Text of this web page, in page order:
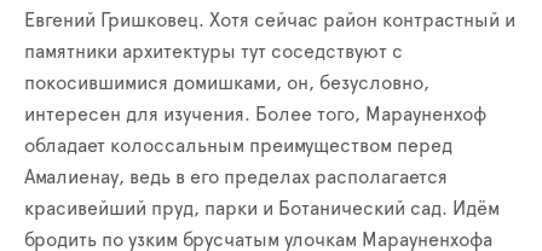
Евгений Гришковец. Хотя сейчас район контрастный и
памятники архитектуры тут соседствуют с
покосившимися домишками, он, безусловно,
интересен для изучения. Более того, Марауненхоф
обладает колоссальным преимуществом перед
Амалиенау, ведь в его пределах располагается
красивейший пруд, парки и Ботанический сад. Идём
бродить по узким брусчатым улочкам Марауненхофа